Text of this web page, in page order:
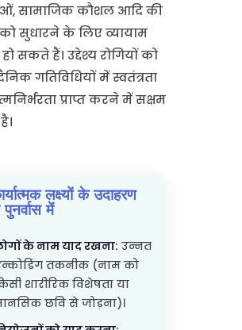
सामाजिक कौशल आदि की
सुधारने के लिए व्यायाम
सकते हैं। उद्देश्य रोगियों को
गतिविधियों में स्वतंत्रता
प्राप्त करने में सक्षम
लक्ष्यों के उदाहरण
में
के नाम याद रखना: उन्नत
तकनीक (नाम को
शारीरिक विशेषता या
छवि से जोड़ना)।